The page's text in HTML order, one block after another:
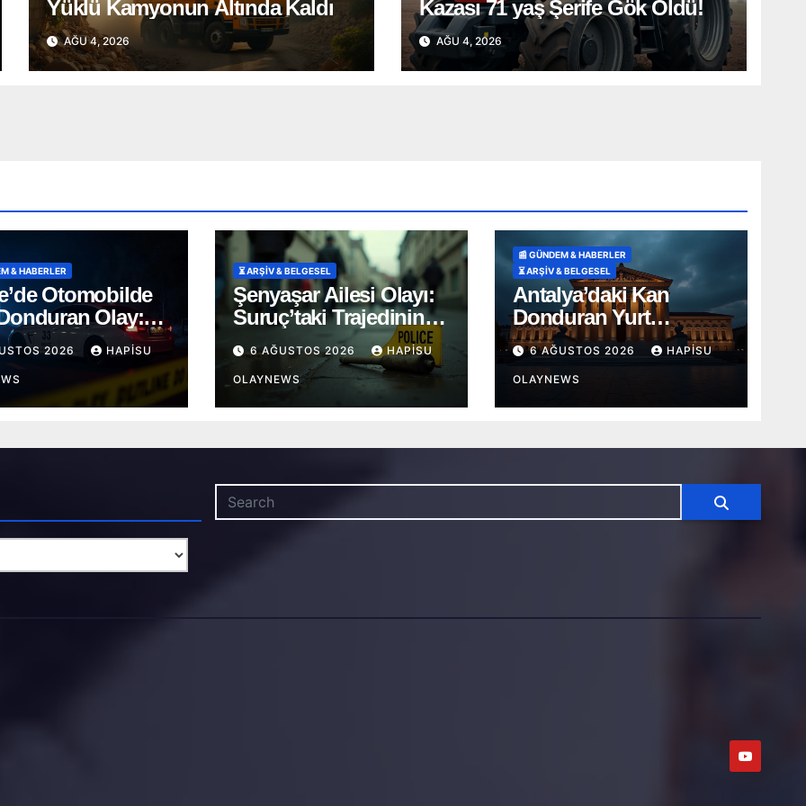
Yüklü Kamyonun Altında Kaldı
AĞU 4, 2026
Kazası 71 yaş Şerife Gök Öldü!
AĞU 4, 2026
& HABERLER
Otomobilde
Olay:
Hayatını
Ömer O. Ağır
2026 HAPISU
⏳ ARŞİV & BELGESEL
Şenyaşar Ailesi Olayı:
Suruç’taki Trajedinin
Detayları ve Yıllar
Süren Adalet
Mücadelesi
6 AĞUSTOS 2026 HAPISU
OLAYNEWS
📰 GÜNDEM & HABERLER
⏳ ARŞİV & BELGESEL
Antalya’daki Kan
Donduran Yurt
Vahşetinde Karar
6 AĞUSTOS 2026 HAPISU
OLAYNEWS